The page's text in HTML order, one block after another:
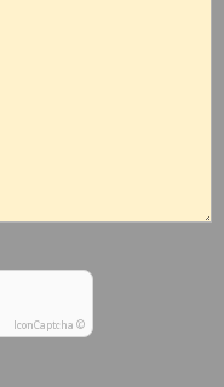
IconCaptcha ©